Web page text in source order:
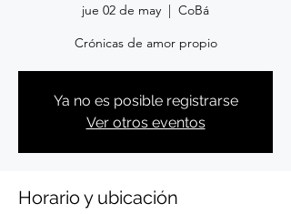
jue 02 de may
  |
CoBá
Crónicas de amor propio
Ya no es posible registrarse
Ver otros eventos
Horario y ubicación